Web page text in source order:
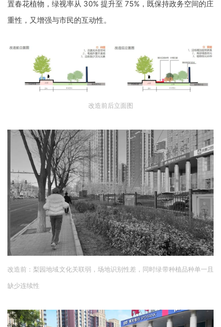
改造后：打开视线界面，连通人行空间，打破现有较宽的绿带所隔绝的市
政通行与商户之间的关系，建立人行与商户之间共同的纽带© 光场建筑摄
政务办公段——通透式形象空间
梨花主题特色景墙结合坐凳为人群提供交流与共享的空间，配
置春花植物，绿视率从30%提升至 75% ，既保持政务空间的庄
重性，又增强与市民的互动性。
改造前后立面图